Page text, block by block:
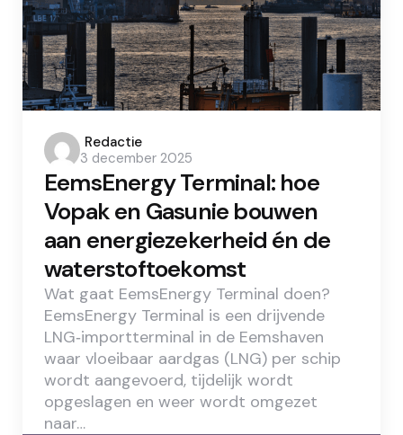
Posted
by
Redactie
3 december 2025
EemsEnergy Terminal: hoe
Vopak en Gasunie bouwen
aan energiezekerheid én de
waterstoftoekomst
Wat gaat EemsEnergy Terminal doen?
EemsEnergy Terminal is een drijvende
LNG‑importterminal in de Eemshaven
waar vloeibaar aardgas (LNG) per schip
wordt aangevoerd, tijdelijk wordt
opgeslagen en weer wordt omgezet
naar…